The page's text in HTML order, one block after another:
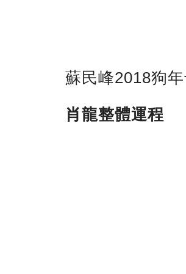
蘇民峰2018狗
肖龍整體運程